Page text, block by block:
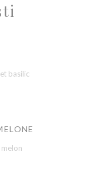
basilic